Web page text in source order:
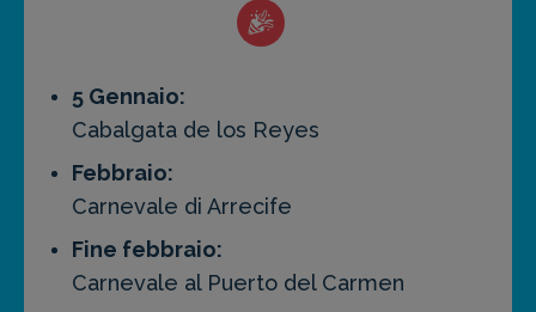
5 Gennaio:
Cabalgata de los Reyes
Febbraio:
Carnevale di Arrecife
Fine febbraio:
Carnevale al Puerto del Carmen